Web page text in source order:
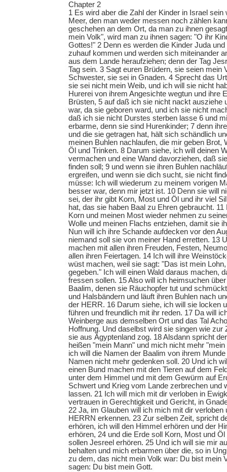
Chapter 2
1 Es wird aber die Zahl der Kinder in Israel sein
Meer, den man weder messen noch zählen
geschehen an dem Ort, da man zu ihnen
mein Volk", wird man zu ihnen sagen: "O ihr
Gottes!" 2 Denn es werden die Kinder Juda
zuhauf kommen und werden sich miteinander
aus dem Lande heraufziehen; denn der Tag
Tag sein. 3 Sagt euren Brüdern, sie seien mein
Schwester, sie sei in Gnaden. 4 Sprecht das
sie sei nicht mein Weib, und ich will sie nicht
Hurerei von ihrem Angesichte wegtun und ihre
Brüsten, 5 auf daß ich sie nicht nackt ausziehe
war, da sie geboren ward, und ich sie nicht
daß ich sie nicht Durstes sterben lasse 6 und
erbarme, denn sie sind Hurenkinder; 7 denn
und die sie getragen hat, hält sich schändlich
meinen Buhlen nachlaufen, die mir geben Brot,
Öl und Trinken. 8 Darum siehe, ich will deinen
vermachen und eine Wand davorziehen, daß
finden soll; 9 und wenn sie ihren Buhlen
ergreifen, und wenn sie dich sucht, sie nicht
müsse: Ich will wiederum zu meinem vorigen
besser war, denn mir jetzt ist. 10 Denn sie will
sei, der ihr gibt Korn, Most und Öl und ihr viel
hat, das sie haben Baal zu Ehren gebraucht.
Korn und meinen Most wieder nehmen zu
Wolle und meinen Flachs entziehen, damit sie
Nun will ich ihre Schande aufdecken vor den
niemand soll sie von meiner Hand erretten. 13
machen mit allen ihren Freuden, Festen,
allen ihren Feiertagen. 14 Ich will ihre
wüst machen, weil sie sagt: "Das ist mein
gegeben." Ich will einen Wald daraus machen,
fressen sollen. 15 Also will ich heimsuchen
Baalim, denen sie Räuchopfer tut und
und Halsbändern und läuft ihren Buhlen nach
der HERR. 16 Darum siehe, ich will sie locken
führen und freundlich mit ihr reden. 17 Da will
Weinberge aus demselben Ort und das Tal
Hoffnung. Und daselbst wird sie singen wie zur
sie aus Ägyptenland zog. 18 Alsdann spricht
heißen "mein Mann" und mich nicht mehr
ich will die Namen der Baalim von ihrem
Namen nicht mehr gedenken soll. 20 Und ich
einen Bund machen mit den Tieren auf dem
unter dem Himmel und mit dem Gewürm auf
Schwert und Krieg vom Lande zerbrechen und
lassen. 21 Ich will mich mit dir verloben in
vertrauen in Gerechtigkeit und Gericht, in
22 Ja, im Glauben will ich mich mit dir verloben
HERRN erkennen. 23 Zur selben Zeit, spricht
erhören, ich will den Himmel erhören und der
erhören, 24 und die Erde soll Korn, Most und
sollen Jesreel erhören. 25 Und ich will sie mir
behalten und mich erbarmen über die, so in
zu dem, das nicht mein Volk war: Du bist mein
sagen: Du bist mein Gott.